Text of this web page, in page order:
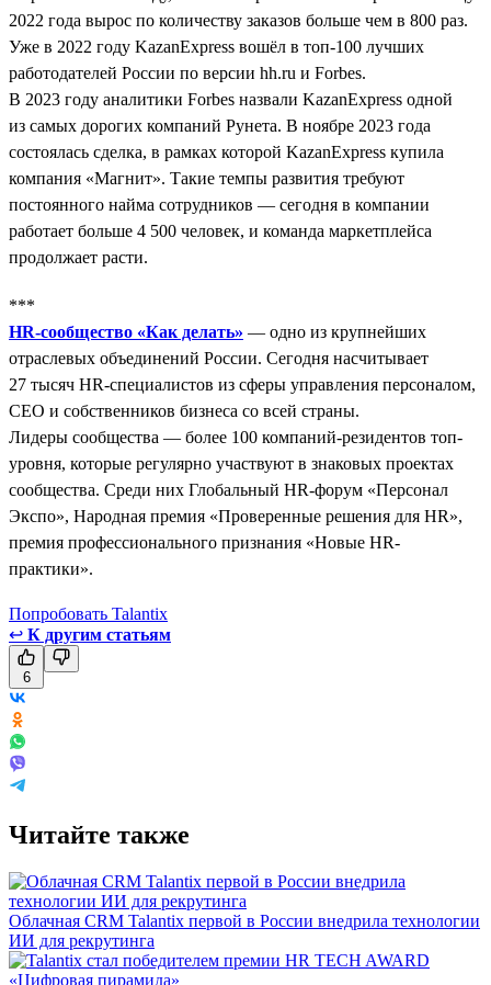
2022 года вырос по количеству заказов больше чем в 800 раз.
Уже в 2022 году KazanExpress вошёл в топ-100 лучших
работодателей России по версии hh.ru и Forbes.
В 2023 году аналитики Forbes назвали KazanExpress одной
из самых дорогих компаний Рунета. В ноябре 2023 года
состоялась сделка, в рамках которой KazanExpress купила
компания «Магнит». Такие темпы развития требуют
постоянного найма сотрудников — сегодня в компании
работает больше 4 500 человек, и команда маркетплейса
продолжает расти.
***
HR-сообщество «Как делать» — одно из крупнейших
отраслевых объединений России. Сегодня насчитывает
27 тысяч HR-специалистов из сферы управления персоналом,
СЕО и собственников бизнеса со всей страны.
Лидеры сообщества — более 100 компаний-резидентов топ-
уровня, которые регулярно участвуют в знаковых проектах
сообщества. Среди них Глобальный HR-форум «Персонал
Экспо», Народная премия «Проверенные решения для HR»,
премия профессионального признания «Новые HR-
практики».
Попробовать Talantix
↩ К другим статьям
6
Читайте также
Облачная CRM Talantix первой в России внедрила технологии
ИИ для рекрутинга